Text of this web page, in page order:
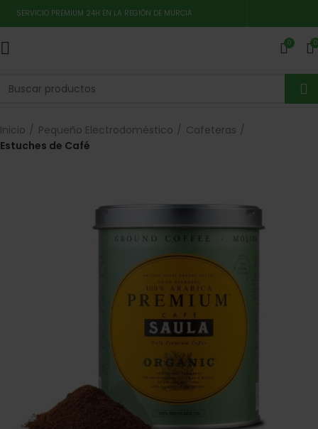
SERVICIO PREMIUM 24H EN LA REGIÓN DE MURCIA
0 0
Inicio Pequeño Electrodoméstico
Cafeteras
Estuches de Café